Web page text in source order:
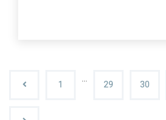
1 … 29 30